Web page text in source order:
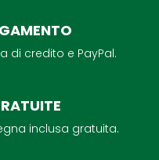
di credito e PayPal.
inclusa gratuita.